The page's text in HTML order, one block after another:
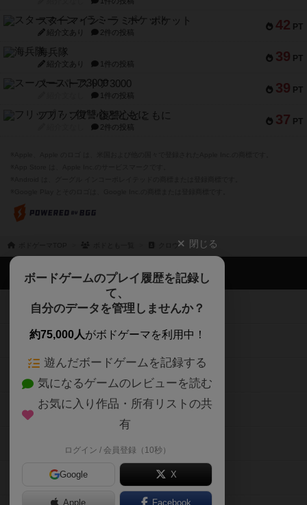
42 PT
スターマイン・ラミー ポケット
紹介文あり 2件の投稿
39 PT
海兵隊
紹介文あり 1件の投稿
39 PT
スーパーストア3000
1件の投稿
37 PT
フリップ７：復讐心とともに
2件の投稿
クロウ 閉じる
ボードゲームのプレイ履歴を記録し
て、
自分のデータを管理しませんか？
約75,000人がボドゲーマを利用中！
遊んだボードゲームを記録する
気になるゲームのレビューを読む
お気に入り作品・所有リストの共
有
ログイン / 会員登録（10秒）
Google X
Apple Facebook
ボドゲーマTOP
ボードゲームを検索する
ボードゲームの新着レビュー
ボードゲーム会情報
メカニクス特集
掲示板・トピックス
ボドとも・会員一覧